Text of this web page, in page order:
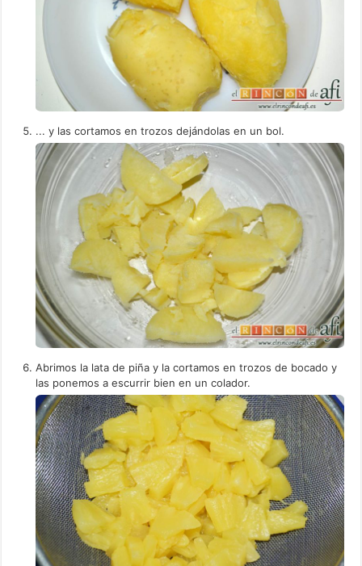
... y las cortamos en trozos dejándolas en un bol.
Abrimos la lata de piña y la cortamos en trozos de bocado y
las ponemos a escurrir bien en un colador.